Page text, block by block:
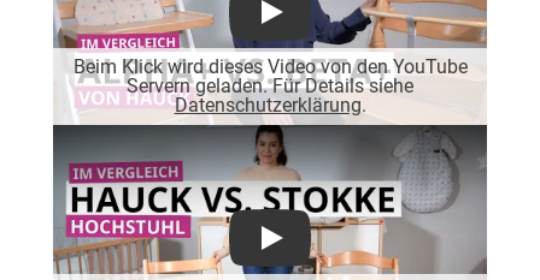
Beim Klick wird dieses Video von den YouTube
Servern geladen. Für Details siehe
Datenschutzerklärung.
Play
Play